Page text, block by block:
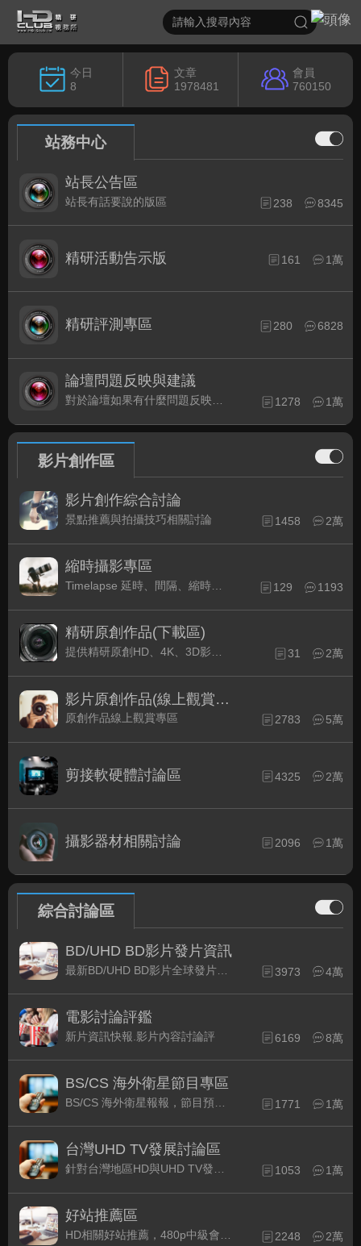
今日
8
文章
1978481
會員
760150
站務中心
站長公告區
站長有話要說的版區 238 8345
精研活動告示版 161 1萬
精研評測專區 280 6828
論壇問題反映與建議
對於論壇如果有什麼問題反映或是建議, 竭誠歡迎在這裡盡情發表 1278 1萬
影片創作區
影片創作綜合討論
景點推薦與拍攝技巧相關討論 1458 2萬
縮時攝影專區
129 1193
精研原創作品(下載區)
提供精研原創HD、4K、3D影片作品下載專區 31 2萬
影片原創作品(線上觀賞區)
原創作品線上觀賞專區 2783 5萬
剪接軟硬體討論區 4325 2萬
攝影器材相關討論 2096 1萬
綜合討論區
BD/UHD BD影片發片資訊
3973 4萬
電影討論評鑑
新片資訊快報.影片內容討論評 6169 8萬
BS/CS 海外衛星節目專區
1771 1萬
台灣UHD TV發展討論區
1053 1萬
好站推薦區
HD相關好站推薦，480p中級會員以上限定 2248 2萬